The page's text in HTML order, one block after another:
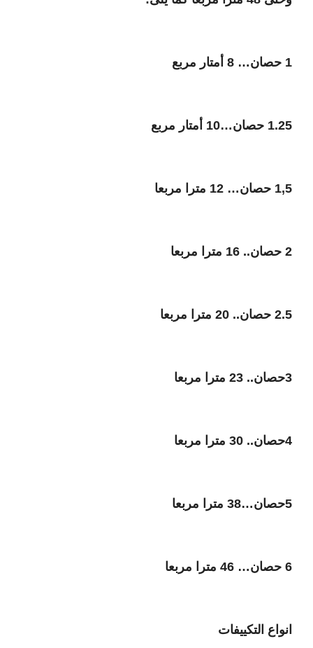
1 حصان… 8 أمتار مربع
1.25 حصان…10 أمتار مربع
1,5 حصان… 12 مترا مربعا
2 حصان.. 16 مترا مربعا
2.5 حصان.. 20 مترا مربعا
3حصان.. 23 مترا مربعا
4حصان.. 30 مترا مربعا
5حصان…38 مترا مربعا
6 حصان… 46 مترا مربعا
انواع التكييفات